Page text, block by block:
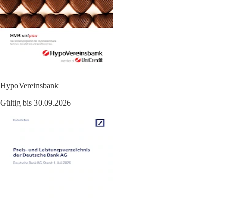
HypoVereinsbank
Gültig bis 30.09.2026